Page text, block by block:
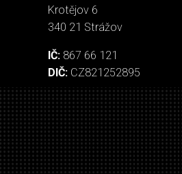
Krotějov 6
340 21 Strážov
IČ: 867 66 121
DIČ: CZ821252895